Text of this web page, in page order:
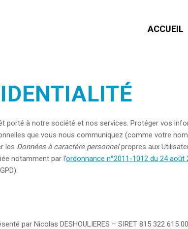
ACCUEIL
porté à notre société et nos services. Protéger vos
que vous nous communiquez (comme votre
les Données à caractère personnelpropres aux
notamment par l’ordonnance n°2011-1012 du 24 août
par Nicolas DESHOULIERES – SIRET 815 322